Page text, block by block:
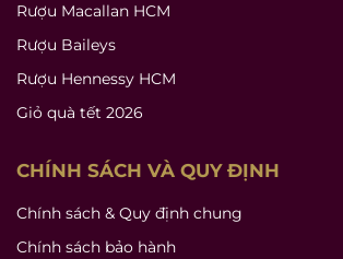
Rượu Macallan HCM
Rượu Baileys
Rượu Hennessy HCM
Giỏ quà tết 2026
CHÍNH SÁCH VÀ QUY ĐỊNH
Chính sách & Quy định chung
Chính sách bảo hành